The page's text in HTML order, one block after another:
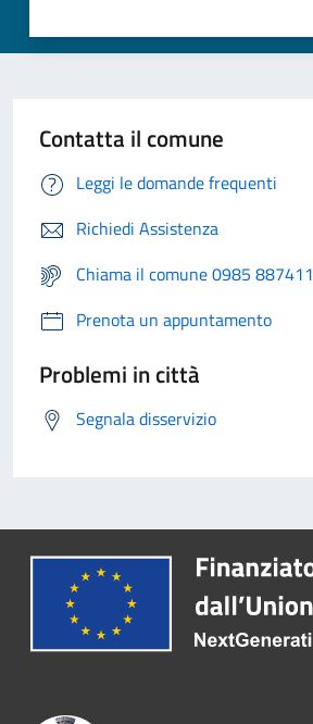
Contatta il comune
Leggi le domande frequenti
Richiedi Assistenza
Chiama il comune 0985 887411
Prenota un appuntamento
Problemi in città
Segnala disservizio